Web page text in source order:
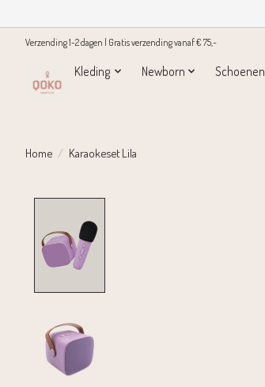
Verzending 1-2 dagen | Gratis verzending vanaf € 75,-
Kleding Newborn Schoenen
Home / Karaokeset Lila